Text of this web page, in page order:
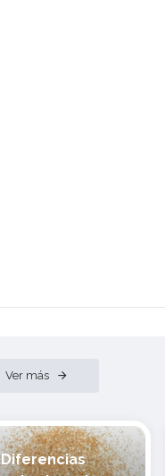
Ver más
Diferencias